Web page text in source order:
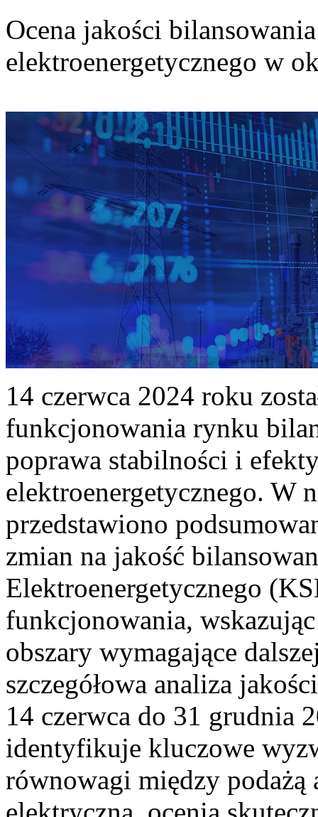
Ocena jakości
elektroenergetycznego w
14 czerwca 2024 roku
funkcjonowania rynku
poprawa stabilności i
elektroenergetycznego. W
przedstawiono
zmian na jakość
Elektroenergetycznego
funkcjonowania,
obszary wymagające
szczegółowa analiza
14 czerwca do 31 grudnia
identyfikuje kluczowe
równowagi między podażą